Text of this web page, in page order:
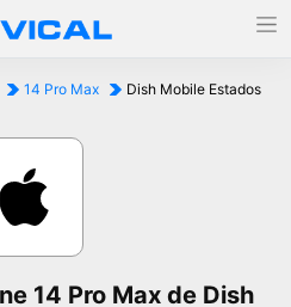
14 Pro Max
Dish Mobile Estados
14 Pro Max de Dish